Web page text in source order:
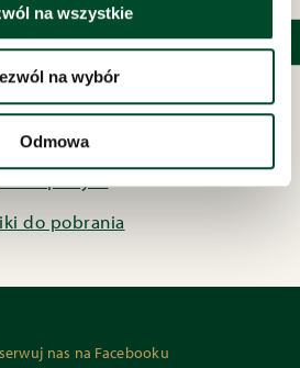
na wszystkie
na wybór
Odmowa
o sygnalistach
dostępności
grantowe
do pobrania
nas na Facebooku